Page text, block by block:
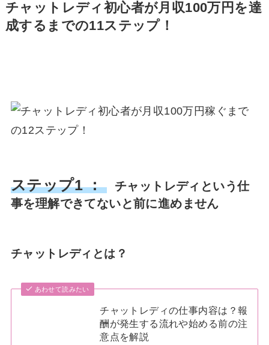
チャットレディ初心者が月収100万円を達
成するまでの11ステップ！
ステップ1 ：
チャットレディという仕
事を理解できてないと前に進めません
チャットレディとは？
あわせて読みたい
チャットレディの仕事内容は？報
酬が発生する流れや始める前の注
意点を解説